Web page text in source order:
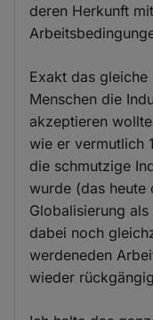
deren Herkunft
Exakt das
Menschen die
akzeptieren
wie er vermutlich
die schmutzige
wurde (das heute
Globalisierung
dabei noch
werdeneden
wieder